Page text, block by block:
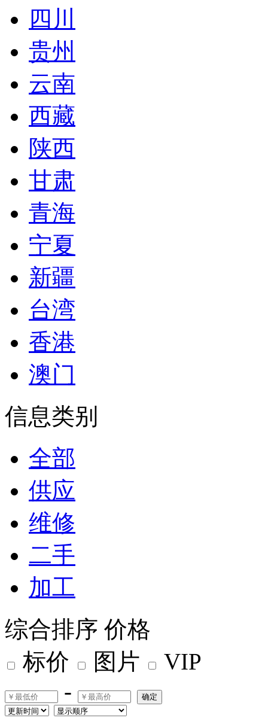
四川
贵州
云南
西藏
陕西
甘肃
青海
宁夏
新疆
台湾
香港
澳门
信息类别
全部
供应
维修
二手
加工
综合排序 价格
标价
图片
VIP
-
确定